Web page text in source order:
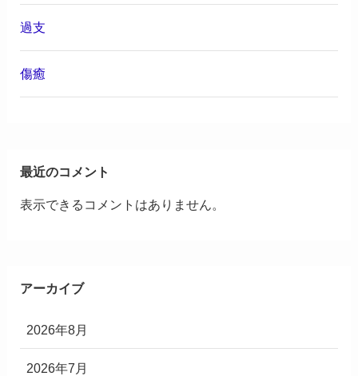
過支
傷癒
最近のコメント
表示できるコメントはありません。
アーカイブ
2026年8月
2026年7月